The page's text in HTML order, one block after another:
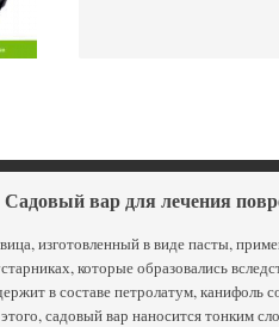
Садовый вар для лечения
изготовленный в виде пасты,
которые образовались
в составе петролатум, канифоль
садовый вар наносится тонким